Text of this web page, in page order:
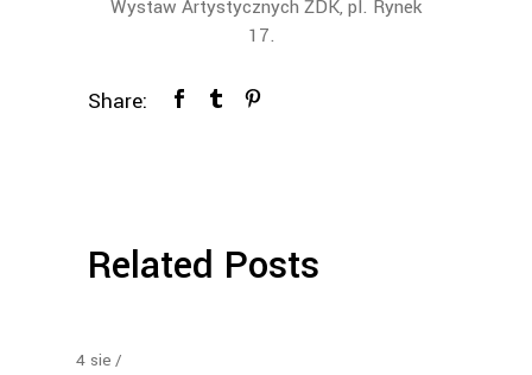
Wystaw Artystycznych ŻDK, pl. Rynek
17.
Share:
Related Posts
4 sie